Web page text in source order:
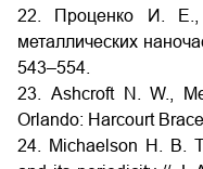
22. Проценко И.
металлических
543–554.
23. Ashcroft N. W.,
Orlando: Harcourt
24. Michaelson H. B.